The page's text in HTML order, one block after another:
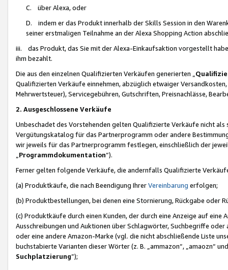
C. über Alexa, oder
D. indem er das Produkt innerhalb der Skills Session in den
seiner erstmaligen Teilnahme an der Alexa Shopping Action
iii. das Produkt, das Sie mit der Alexa-Einkaufsaktion vorgestellt
ihm bezahlt.
Die aus den einzelnen Qualifizierten Verkäufen generierten „
Qualifizierten Verkäufe einnehmen, abzüglich etwaiger
Mehrwertsteuer), Servicegebühren, Gutschriften, Preisnachlässe,
2. Ausgeschlossene Verkäufe
Unbeschadet des Vorstehenden gelten Qualifizierte Verkäufe nicht
Vergütungskatalog für das Partnerprogramm oder andere
wir jeweils für das Partnerprogramm festlegen, einschließlich der
Programmdokumentation“).
Ferner gelten folgende Verkäufe, die andernfalls Qualifizierte
(a) Produktkäufe, die nach Beendigung IhrerVereinbarung erfolgen;
(b) Produktbestellungen, bei denen eine Stornierung, Rückgabe oder
(c) Produktkäufe durch einen Kunden, der durch eine Anzeige auf
Ausschreibungen und Auktionen über Schlagwörter, Suchbegriffe
oder eine andere Amazon-Marke (vgl. die nicht abschließende Liste
buchstabierte Varianten dieser Wörter (z. B. „ammazon“, „amaozn“
Suchplatzierung”);